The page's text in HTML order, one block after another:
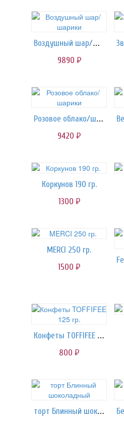
Воздушный шар/шарики
9890 руб.
Розовое облако/шарики
9420 руб.
Коркунов 190 гр.
1300 руб.
MERCI 250 гр.
1500 руб.
Конфеты TOFFIFEE 125 гр.
800 руб.
торт Блинный шоколадный